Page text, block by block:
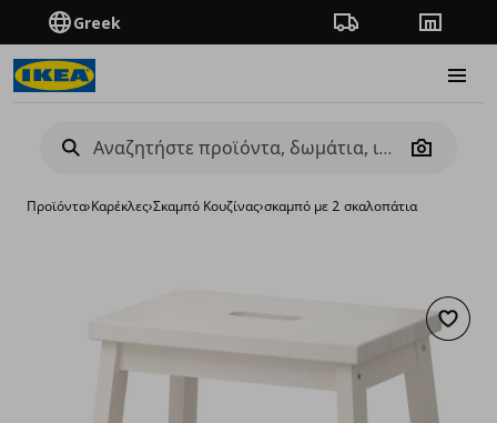
Greek Πορεία παραγγελίας
Camera
Προϊόντα›Καρέκλες›Σκαμπό Κουζίνας›σκαμπό με 2 σκαλοπάτια